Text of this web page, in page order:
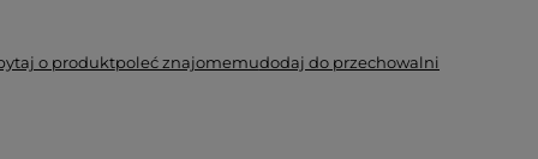
o produktpoleć znajomemudodaj do przechowalni